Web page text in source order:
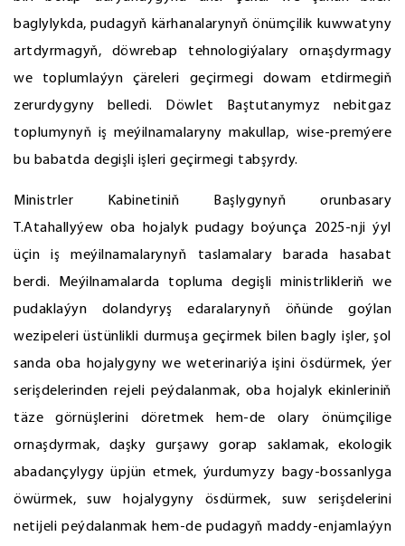
baglylykda, pudagyň kärhanalarynyň önümçilik kuwwatyny
artdyrmagyň, döwrebap tehnologiýalary ornaşdyrmagy
we toplumlaýyn çäreleri geçirmegi dowam etdirmegiň
zerurdygyny belledi. Döwlet Baştutanymyz nebitgaz
toplumynyň iş meýilnamalaryny makullap, wise-premýere
bu babatda degişli işleri geçirmegi tabşyrdy.
Ministrler Kabinetiniň Başlygynyň orunbasary
T.Atahallyýew oba hojalyk pudagy boýunça 2025-nji ýyl
üçin iş meýilnamalarynyň taslamalary barada hasabat
berdi. Meýilnamalarda topluma degişli ministrlikleriň we
pudaklaýyn dolandyryş edaralarynyň öňünde goýlan
wezipeleri üstünlikli durmuşa geçirmek bilen bagly işler, şol
sanda oba hojalygyny we weterinariýa işini ösdürmek, ýer
serişdelerinden rejeli peýdalanmak, oba hojalyk ekinleriniň
täze görnüşlerini döretmek hem-de olary önümçilige
ornaşdyrmak, daşky gurşawy gorap saklamak, ekologik
abadançylygy üpjün etmek, ýurdumyzy bagy-bossanlyga
öwürmek, suw hojalygyny ösdürmek, suw serişdelerini
netijeli peýdalanmak hem-de pudagyň maddy-enjamlaýyn